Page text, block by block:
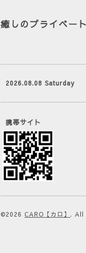
癒しのプライベー
2026.08.08 Saturday
携帯サイト
©2026 CARO【カロ】 . All